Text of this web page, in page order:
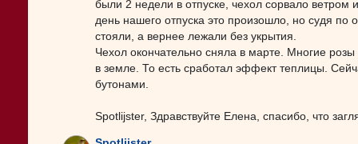
были 2 недели в отпуске, чехол сорвало
день нашего отпуска это произошло, но судя по
стояли, а вернее лежали без укрытия.
Чехол окончательно сняла в марте. Многие
в земле. То есть сработал эффект теплицы.
бутонами.
Spotlijster, Здравствуйте Елена, спасибо, что